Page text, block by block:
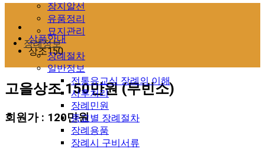
장지알선
유품정리
묘지관리
장례정보
장례절차
일반정보
전통유교식 장례의 이해
사후처리
장례민원
종교별 장례절차
장례용품
장례시 구비서류
상품안내
상조150
고을상조 150만원 (무빈소)
회원가 : 120만원